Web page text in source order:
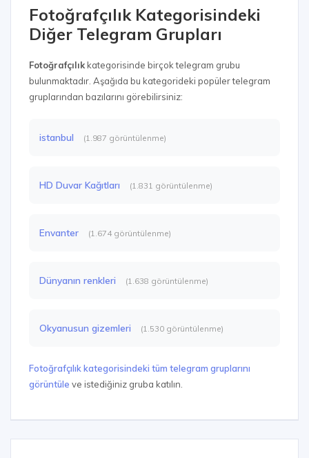
Fotoğrafçılık Kategorisindeki
Diğer Telegram Grupları
Fotoğrafçılık kategorisinde birçok telegram grubu
bulunmaktadır. Aşağıda bu kategorideki popüler telegram
gruplarından bazılarını görebilirsiniz:
istanbul (1.987 görüntülenme)
HD Duvar Kağıtları (1.831 görüntülenme)
Envanter (1.674 görüntülenme)
Dünyanın renkleri (1.638 görüntülenme)
Okyanusun gizemleri (1.530 görüntülenme)
Fotoğrafçılık kategorisindeki tüm telegram gruplarını
görüntüle ve istediğiniz gruba katılın.